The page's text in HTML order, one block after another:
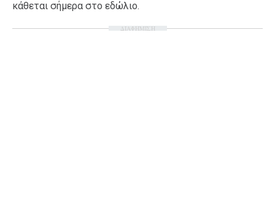
κάθεται σήμερα στο εδώλιο.
ΔΙΑΦΗΜΙΣΗ